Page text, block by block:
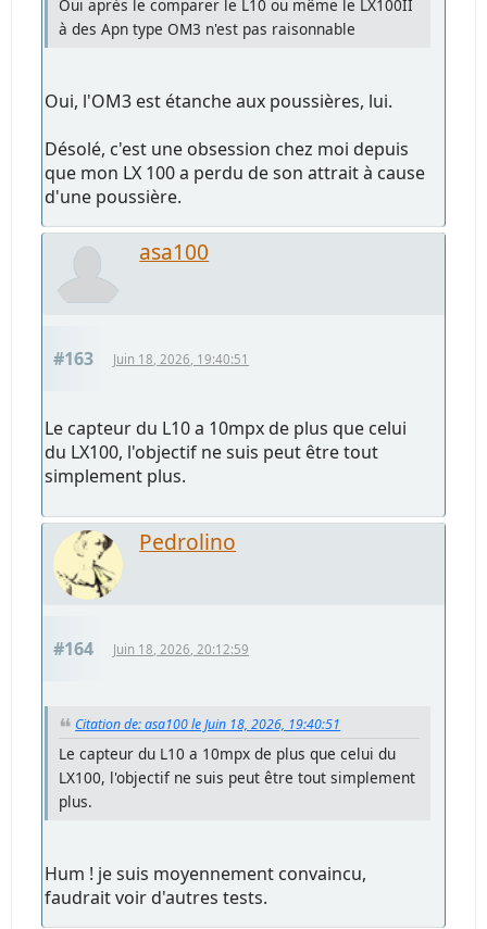
Oui après le comparer le L10 ou même le LX100II
à des Apn type OM3 n'est pas raisonnable
Oui, l'OM3 est étanche aux poussières, lui.
Désolé, c'est une obsession chez moi depuis
que mon LX 100 a perdu de son attrait à cause
d'une poussière.
asa100
#163 Juin 18, 2026, 19:40:51
Le capteur du L10 a 10mpx de plus que celui
du LX100, l'objectif ne suis peut être tout
simplement plus.
Pedrolino
#164 Juin 18, 2026, 20:12:59
Citation de: asa100 le Juin 18, 2026, 19:40:51
Le capteur du L10 a 10mpx de plus que celui du
LX100, l'objectif ne suis peut être tout simplement
plus.
Hum ! je suis moyennement convaincu,
faudrait voir d'autres tests.